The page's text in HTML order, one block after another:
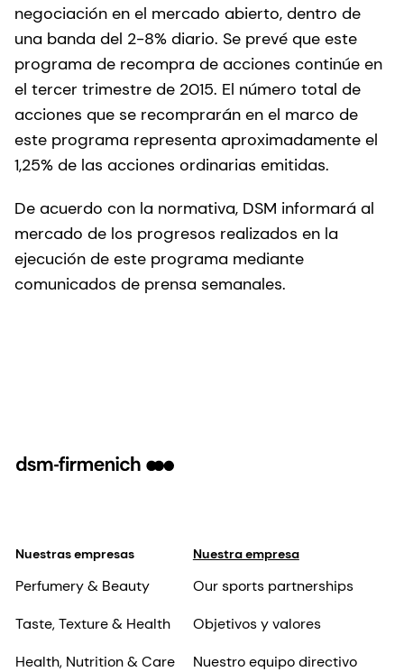
negociación en el mercado abierto, dentro de
una banda del 2-8% diario. Se prevé que este
programa de recompra de acciones continúe en
el tercer trimestre de 2015. El número total de
acciones que se recomprarán en el marco de
este programa representa aproximadamente el
1,25% de las acciones ordinarias emitidas.
De acuerdo con la normativa, DSM informará al
mercado de los progresos realizados en la
ejecución de este programa mediante
comunicados de prensa semanales.
Nuestras empresas
Perfumery & Beauty
Taste, Texture & Health
Health, Nutrition & Care
Nuestra empresa
Our sports partnerships
Objetivos y valores
Nuestro equipo directivo